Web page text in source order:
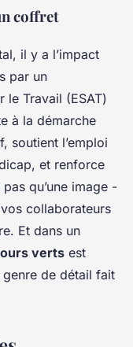
coffret
il y a l’impact
par un
le Travail (ESAT)
à la démarche
soutient l’emploi
et renforce
pas qu’une image -
collaborateurs
Et dans un
verts est
genre de détail fait